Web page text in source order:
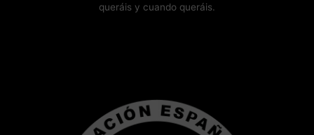
queráis y cuando queráis.